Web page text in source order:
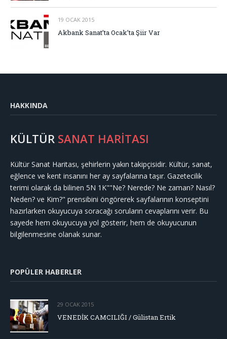
19 OCAK 2015
Akbank Sanat’ta Ocak’ta Şiir Var
HAKKINDA
KÜLTÜR SANAT HARİTASI
Kültür Sanat Haritası, şehirlerin yakın takipçisidir. Kültür, sanat,
eğlence ve kent insanını her ay sayfalarına taşır. Gazetecilik
terimi olarak da bilinen 5N 1K""Ne? Nerede? Ne zaman? Nasıl?
Neden? ve Kim?" prensibini öngörerek sayfalarının konseptini
hazırlarken okuyucuya soracağı soruların cevaplarını verir. Bu
sayede hem okuyucuya yol gösterir, hem de okuyucunun
bilgilenmesine olanak sunar.
POPÜLER HABERLER
29 OCAK 2015
VENEDİK CAMCILIĞI / Gülistan Ertik